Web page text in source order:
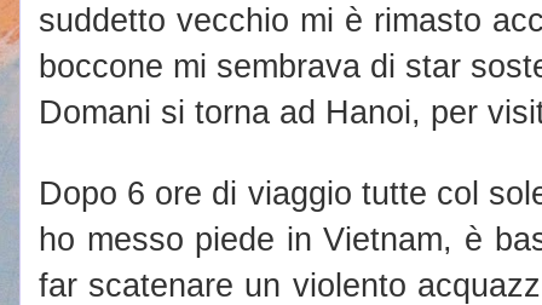
suddetto vecchio mi è rimasto
boccone mi sembrava di star
Domani si torna ad Hanoi, per
Dopo 6 ore di viaggio tutte col
ho messo piede in Vietnam, è
far scatenare un violento